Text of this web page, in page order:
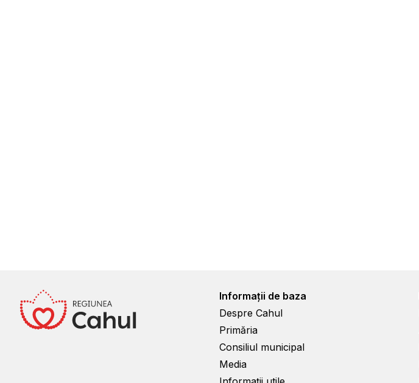
Informații de baza
Despre Cahul
Primăria
Consiliul municipal
Media